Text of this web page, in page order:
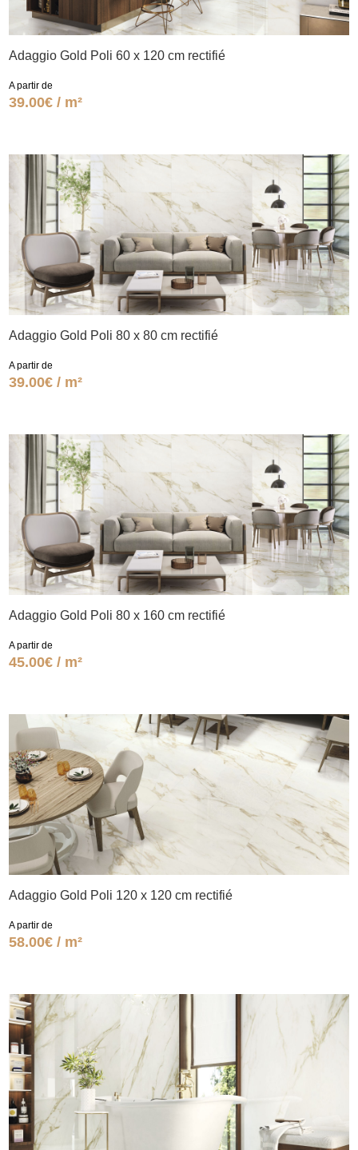
Adaggio Gold Poli 60 x 120 cm rectifié
A partir de
39.00€ / m²
Adaggio Gold Poli 80 x 80 cm rectifié
A partir de
39.00€ / m²
Adaggio Gold Poli 80 x 160 cm rectifié
A partir de
45.00€ / m²
Adaggio Gold Poli 120 x 120 cm rectifié
A partir de
58.00€ / m²